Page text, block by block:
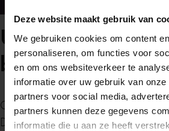
Deze website maakt gebruik van
We gebruiken cookies om content
personaliseren, om functies voor
en om ons websiteverkeer te
informatie over uw gebruik van
partners voor social media,
partners kunnen deze gegevens
informatie die u aan ze heeft
Uw stijlvolle
binnendeur
Of je nu een klassiek, modern of
De Lange vind je Svedex
Van maandag 20 juli tot en
augustus zijn wij gesloten in
zomervakantie.
Heb je in de tussentijd een